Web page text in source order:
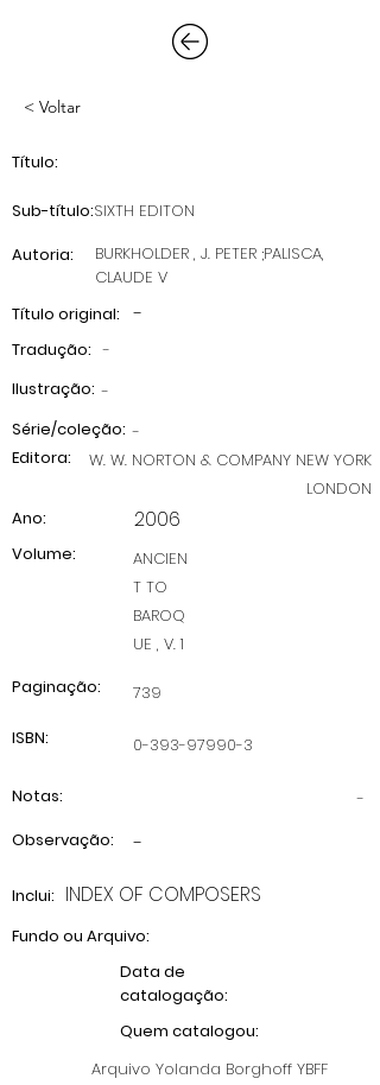
< Voltar
Título:
SIXTH EDITON
Sub-título:
Autoria:
BURKHOLDER , J. PETER ;PALISCA,
CLAUDE V
Título original:
-
Tradução: -
Ilustração: -
Série/coleção: -
W. W. NORTON & COMPANY NEW YORK
LONDON
Editora:
2006
Ano:
Volume:
ANCIEN
T TO
BAROQ
UE , V. 1
Paginação:
739
ISBN:
0-393-97990-3
-
Notas:
Observação:
-
Inclui: INDEX OF COMPOSERS
Fundo ou Arquivo:
Data de
catalogação:
Quem catalogou:
Arquivo Yolanda Borghoff YBFF